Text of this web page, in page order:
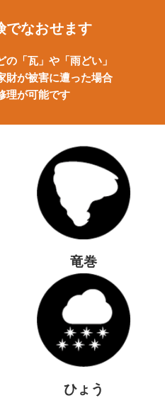
でなおせます
「瓦」や「雨どい」
財が被害に遭った場合
理が可能です
竜巻
ひょう